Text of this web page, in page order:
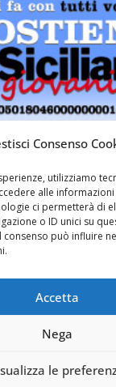
Consenso
utilizziamo
alle
ci permetterà di
o ID unici su
può influire
Accetta
Nega
le
n.23/2011 del
I Siciliani Giovani